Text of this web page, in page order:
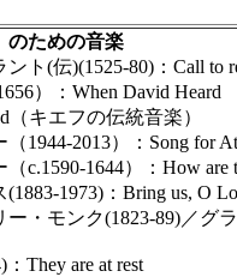
のための音楽
ト(伝)(1525-80)：Call to
）：When David Heard
（キエフの伝統音楽）
1944-2013）：Song for
c.1590-1644）：How are
1973)：Bring us, O
・モンク(1823-89)／グ
They are at rest